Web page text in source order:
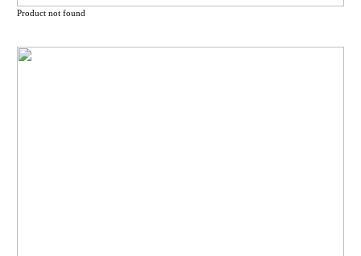
Product not found